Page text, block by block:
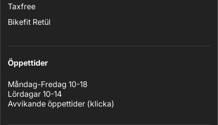
Taxfree
Bikefit Retül
Öppettider
Måndag-Fredag 10-18
Lördagar 10-14
Avvikande öppettider (klicka)